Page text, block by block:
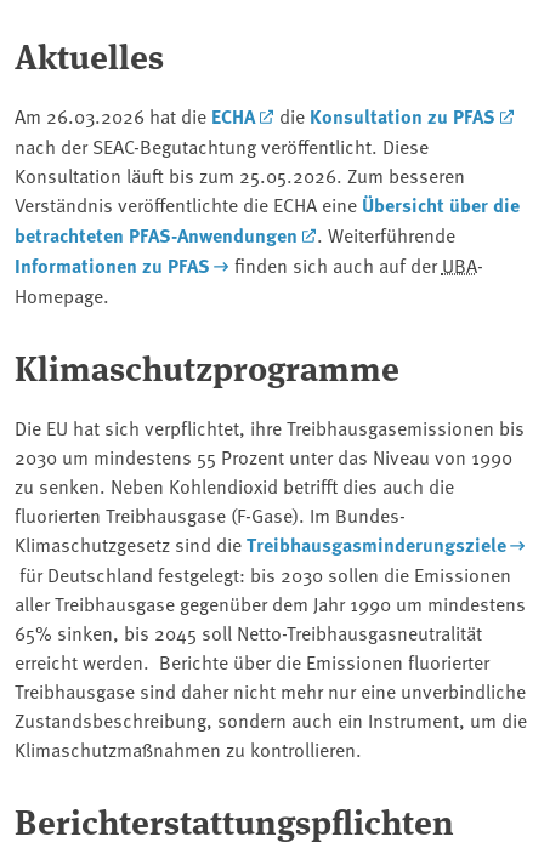
Aktuelles
Am 26.03.2026 hat die ECHA die Konsultation zu PFAS
nach der SEAC-Begutachtung veröffentlicht. Diese
Konsultation läuft bis zum 25.05.2026. Zum besseren
Verständnis veröffentlichte die ECHA eine Übersicht über die
betrachteten PFAS-Anwendungen
. Weiterführende
Informationen zu PFAS finden sich auch auf derUBA-
Homepage.
Klimaschutzprogramme
Die EU hat sich verpflichtet, ihre Treibhausgasemissionen bis
2030 um mindestens 55 Prozent unter das Niveau von 1990
zu senken. Neben Kohlendioxid betrifft dies auch die
fluorierten Treibhausgase (F-Gase). Im Bundes-
Klimaschutzgesetz sind dieTreibhausgasminderungsziele
für Deutschland festgelegt: bis 2030 sollen die Emissionen
aller Treibhausgase gegenüber dem Jahr 1990 um mindestens
65% sinken, bis 2045 soll Netto-Treibhausgasneutralität
erreicht werden. Berichte über die Emissionen fluorierter
Treibhausgase sind daher nicht mehr nur eine unverbindliche
Zustandsbeschreibung, sondern auch ein Instrument, um die
Klimaschutzmaßnahmen zu kontrollieren.
Berichterstattungspflichten